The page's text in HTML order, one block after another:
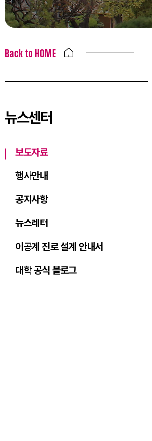
Back to HOME
뉴스센터
보도자료
행사안내
공지사항
뉴스레터
이공계 진로 설계 안내서
대학 공식 블로그